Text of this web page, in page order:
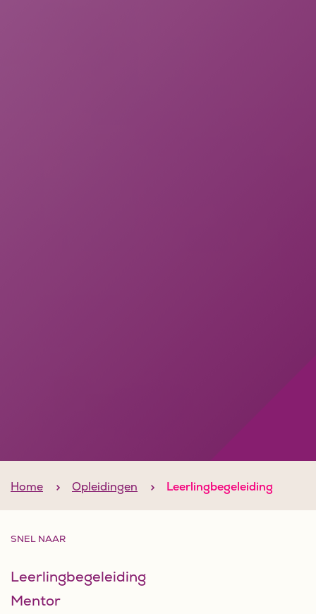
Home Opleidingen Leerlingbegeleiding
SNEL NAAR
Leerlingbegeleiding
Mentor